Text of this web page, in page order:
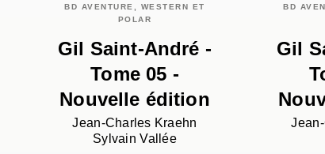
BD AVENTURE, WESTERN ET
POLAR
Gil Saint-André -
Tome 05 -
Nouvelle édition
Jean-Charles Kraehn
Sylvain Vallée
BD
Gil